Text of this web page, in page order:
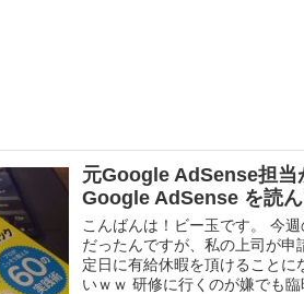
元Google AdSense担当
Google AdSense を読ん
こんばんは！ビー玉です。 今
だったんですが、私の上司が
定日に有給休暇を頂けること
いｗｗ 研修に行くのが嫌でも臨